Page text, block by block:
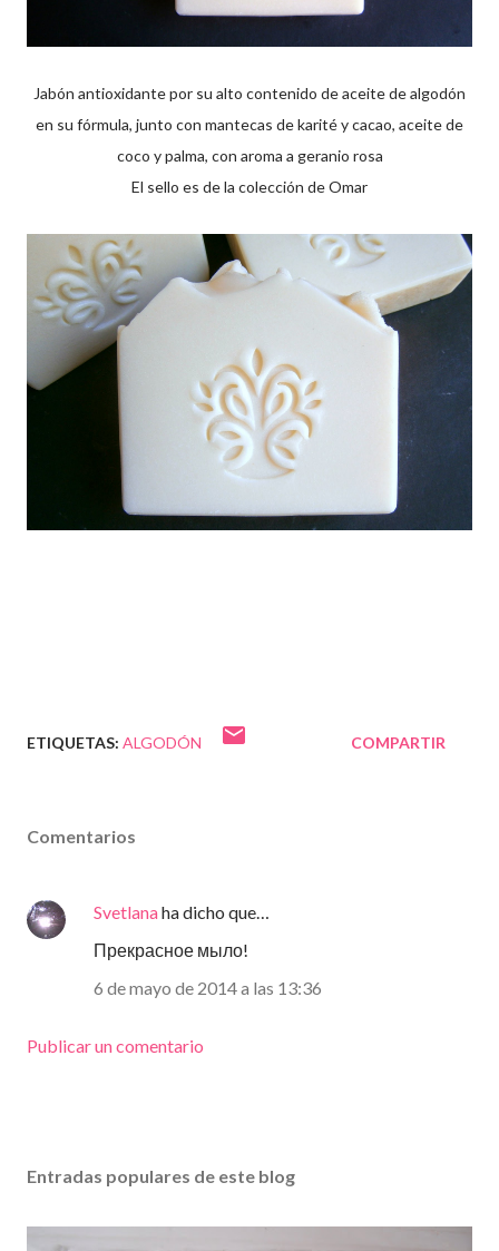
Jabón antioxidante por su alto contenido de aceite de algodón
en su fórmula, junto con mantecas de karité y cacao, aceite de
coco y palma, con aroma a geranio rosa
El sello es de la colección de Omar
ETIQUETAS: ALGODÓN COMPARTIR
Comentarios
Svetlanaha dicho que…
Прекрасное мыло!
6 de mayo de 2014 a las 13:36
Publicar un comentario
Entradas populares de este blog